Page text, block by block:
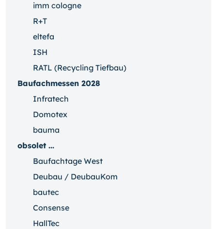
imm cologne
R+T
eltefa
ISH
RATL (Recycling Tiefbau)
Baufachmessen 2028
Infratech
Domotex
bauma
obsolet ...
Baufachtage West
Deubau / DeubauKom
bautec
Consense
HallTec